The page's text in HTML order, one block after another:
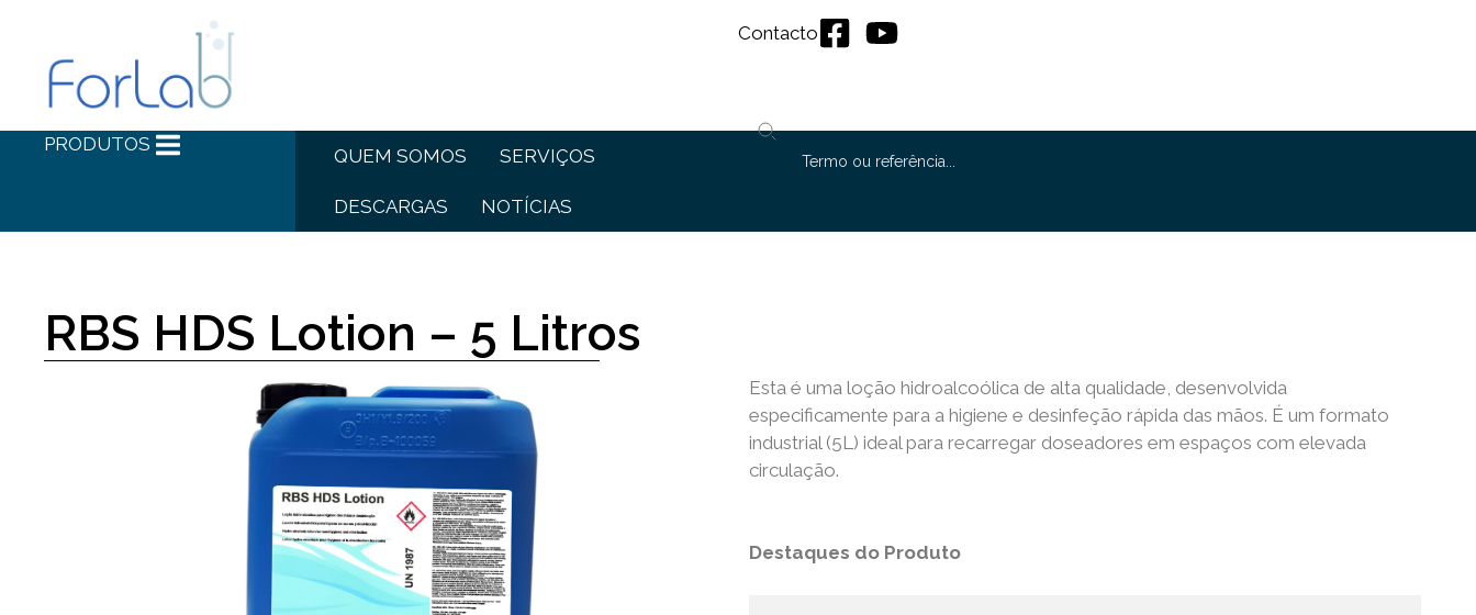
Contacto
PRODUTOS
QUEM SOMOS SERVIÇOS
DESCARGAS NOTÍCIAS
RBS HDS Lotion – 5 Litros
Esta é uma loção hidroalcoólica de alta qualidade, desenvolvida
especificamente para a higiene e desinfeção rápida das mãos. É um formato
industrial (5L) ideal para recarregar doseadores em espaços com elevada
circulação.
Destaques do Produto